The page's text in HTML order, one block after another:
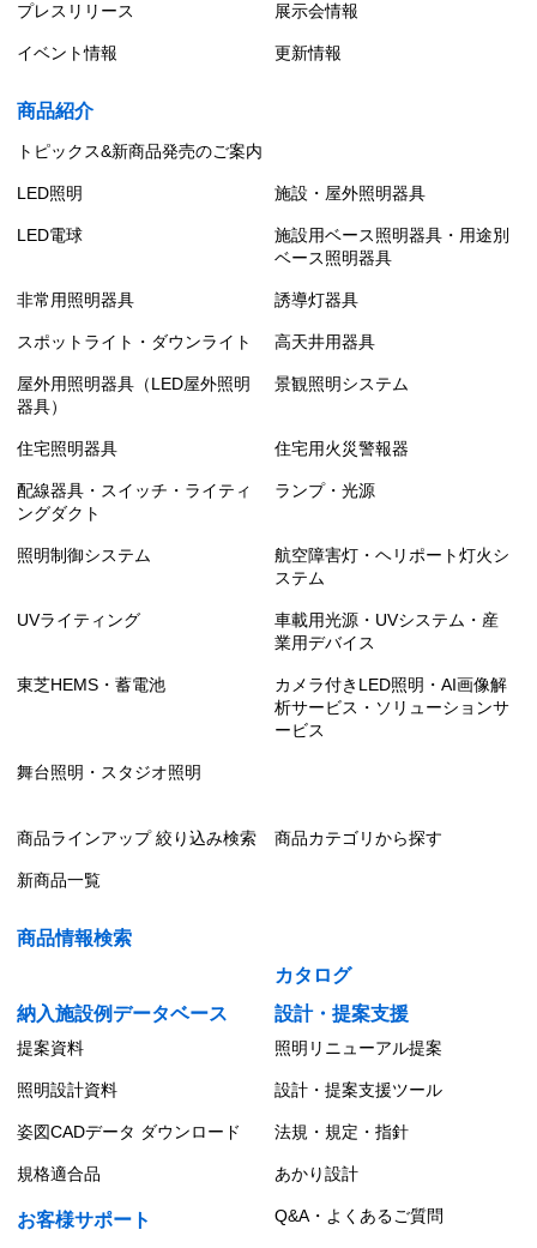
プレスリリース 展示会情報
イベント情報 更新情報
商品紹介
トピックス&新商品発売のご案内
LED照明 施設・屋外照明器具
LED電球
施設用ベース照明器具・用途別
ベース照明器具
非常用照明器具 誘導灯器具
スポットライト・ダウンライト 高天井用器具
屋外用照明器具（LED屋外照明
器具）
景観照明システム
住宅照明器具 住宅用火災警報器
配線器具・スイッチ・ライティ
ングダクト
ランプ・光源
照明制御システム
航空障害灯・ヘリポート灯火シ
ステム
UVライティング
車載用光源・UVシステム・産
業用デバイス
東芝HEMS・蓄電池
カメラ付きLED照明・AI画像解
析サービス・ソリューションサ
ービス
舞台照明・スタジオ照明
商品ラインアップ 絞り込み検索 商品カテゴリから探す
新商品一覧
商品情報検索
カタログ
納入施設例データベース
設計・提案支援
提案資料 照明リニューアル提案
照明設計資料 設計・提案支援ツール
姿図CADデータ ダウンロード 法規・規定・指針
規格適合品 あかり設計
お客様サポート Q&A・よくあるご質問